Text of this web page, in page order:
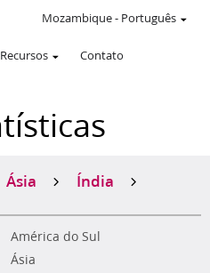
Recursos Contato
Mozambique- Português
Ásia Índia
América do Sul
Ásia